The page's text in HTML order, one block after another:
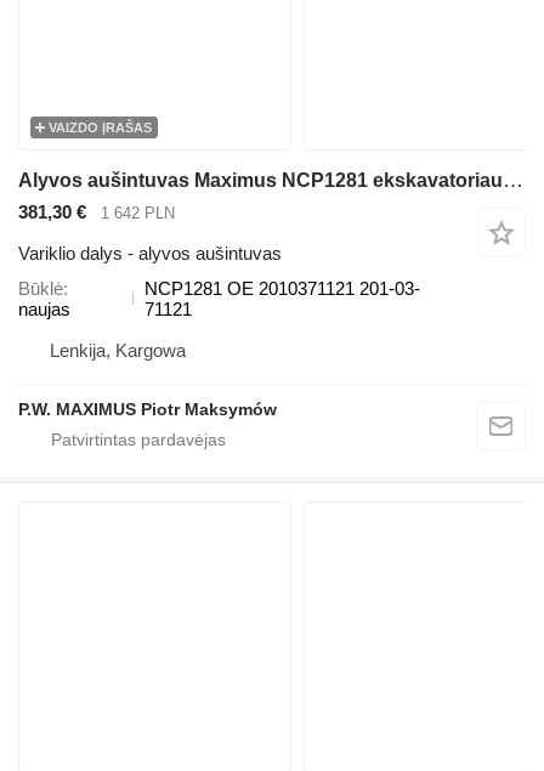
VAIZDO ĮRAŠAS
Alyvos aušintuvas Maximus NCP1281 ekskavatoriaus Komatsu BR100 CL60 PC60
381,30 € 1 642 PLN
Variklio dalys - alyvos aušintuvas
Būklė
naujas
NCP1281 OE 2010371121 201-03-
71121
Lenkija, Kargowa
P.W. MAXIMUS Piotr Maksymów